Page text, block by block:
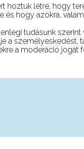
hoztuk létre, hogy
hogy azokra,
tudásunk
a személyeskedést,
a moderáció jogát